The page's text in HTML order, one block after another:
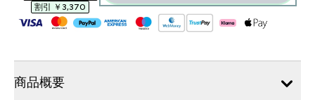
割引 ￥3,370‎
商品概要